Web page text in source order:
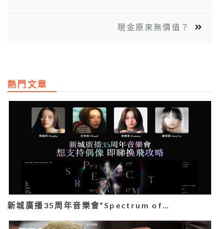
現金原來無價值？
熱門文章
新城廣播35周年音樂會“Spectrum of…